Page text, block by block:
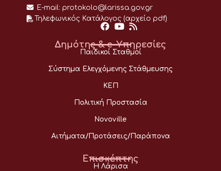
E-mail: protokolo@larissa.gov.gr
Τηλεφωνικός Κατάλογος (αρχείο pdf)
Δημότης & e-Υπηρεσίες
Παιδικοί Σταθμοί
Σύστημα Ελεγχόμενης Στάθμευσης
ΚΕΠ
Πολιτική Προστασία
Novoville
Αιτήματα/Προτάσεις/Παράπονα
Επισκέπτης
Η Λάρισα